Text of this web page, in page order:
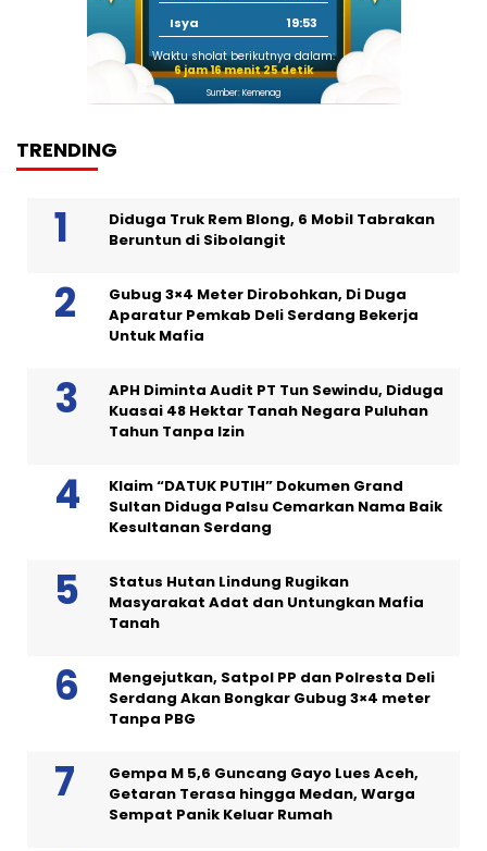
Isya
19:53
Waktu sholat berikutnya dalam:
6 jam 16 menit 24 detik
Sumber: Kemenag
TRENDING
Diduga Truk Rem Blong, 6 Mobil Tabrakan
Beruntun di Sibolangit
Gubug 3×4 Meter Dirobohkan, Di Duga
Aparatur Pemkab Deli Serdang Bekerja
Untuk Mafia
APH Diminta Audit PT Tun Sewindu, Diduga
Kuasai 48 Hektar Tanah Negara Puluhan
Tahun Tanpa Izin
Klaim “DATUK PUTIH” Dokumen Grand
Sultan Diduga Palsu Cemarkan Nama Baik
Kesultanan Serdang
Status Hutan Lindung Rugikan
Masyarakat Adat dan Untungkan Mafia
Tanah
Mengejutkan, Satpol PP dan Polresta Deli
Serdang Akan Bongkar Gubug 3×4 meter
Tanpa PBG
Gempa M 5,6 Guncang Gayo Lues Aceh,
Getaran Terasa hingga Medan, Warga
Sempat Panik Keluar Rumah